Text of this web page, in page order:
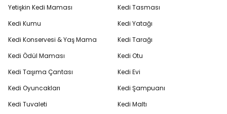
Yetişkin Kedi Maması
Kedi Kumu
Kedi Konservesi & Yaş Mama
Kedi Ödül Maması
Kedi Taşıma Çantası
Kedi Oyuncakları
Kedi Tuvaleti
Kedi Tasması
Kedi Yatağı
Kedi Tarağı
Kedi Otu
Kedi Evi
Kedi Şampuanı
Kedi Maltı